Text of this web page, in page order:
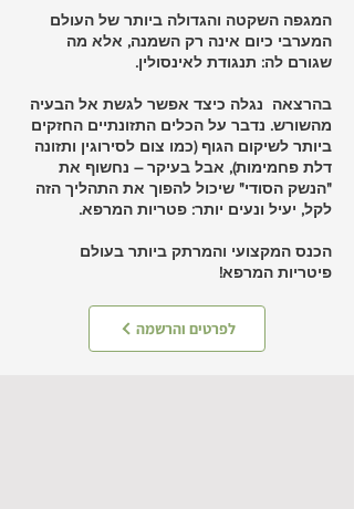
המגפה השקטה והגדולה ביותר של העולם
המערבי כיום אינה רק השמנה, אלא מה
שגורם לה: תנגודת לאינסולין.
בהרצאה נגלה כיצד אפשר לגשת אל הבעיה
מהשורש. נדבר על הכלים התזונתיים החזקים
ביותר לשיקום הגוף (כמו צום לסירוגין ותזונה
דלת פחמימות), אבל בעיקר – נחשוף את
"הנשק הסודי" שיכול להפוך את התהליך הזה
לקל, יעיל ונעים יותר: פטריות המרפא.
הכנס המקצועי והמרתק ביותר בעולם
פיטריות המרפא!
לפרטים והרשמה